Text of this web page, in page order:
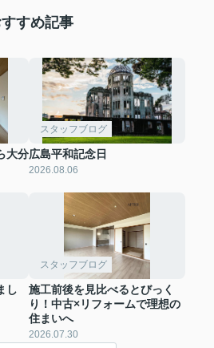
すめ記事
大分
スタッフブログ
広島平和記念日
2026.08.06
し
スタッフブログ
施工前後を見比べるとびっく
り！中古×リフォームで理想の
住まいへ
2026.07.30